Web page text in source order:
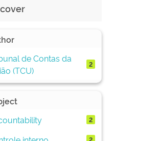
de Contas da
(TCU)
2
2
2